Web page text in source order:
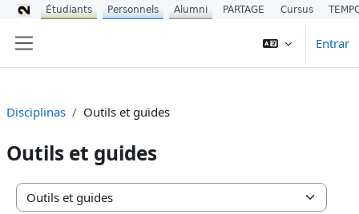
Entrar
Disciplinas Outils et guides
Outils et guides
Categorias de disciplinas
Étudiants Personnels Alumni PARTAGE Cursus